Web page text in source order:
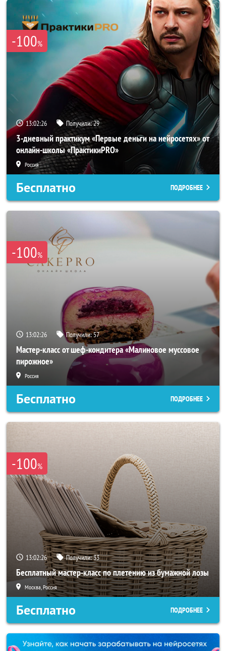
-100%
13:02:23 Получили:29
3-дневный практикум «Первые деньги на нейросетях» от
онлайн-школы «ПрактикиPRO»
Россия
Бесплатно ПОДРОБНЕЕ
-100%
13:02:23 Получили:57
Мастер-класс от шеф-кондитера «Малиновое муссовое
пирожное»
Россия
Бесплатно ПОДРОБНЕЕ
-100%
13:02:23 Получили:33
Бесплатный мастер-класс по плетению из бумажной лозы
Москва, Россия
Бесплатно ПОДРОБНЕЕ